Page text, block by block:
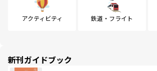
アクティビティ 鉄道・フライト
新刊ガイドブック